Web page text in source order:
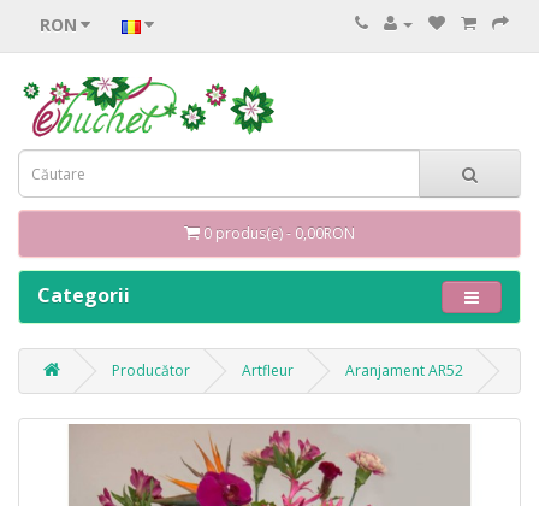
RON
0 produs(e) - 0,00RON
Categorii
Producător Artfleur Aranjament AR52